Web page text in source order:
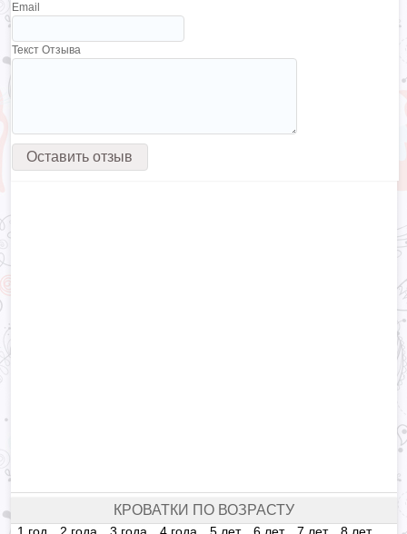
Email
Текст Отзыва
КРОВАТКИ ПО ВОЗРАСТУ